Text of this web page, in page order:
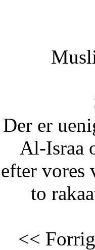
Der er
Al-Israa
efter vores
to
<<